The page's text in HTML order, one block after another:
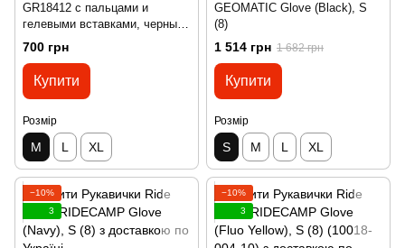
GR18412 с пальцами и
гелевыми вставками, черные
М
700 грн
Купити
Розмір
M L XL
GEOMATIC Glove (Black), S
(8)
1 514 грн 1 682 грн
Купити
Розмір
S M L XL
−10%
3
−10%
3